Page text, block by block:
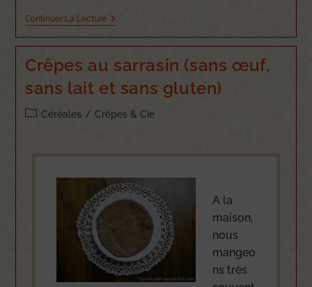
Continuer La Lecture
Crêpes au sarrasin (sans œuf,
sans lait et sans gluten)
Céréales / Crêpes & Cie
A la
maison,
nous
mangeo
ns très